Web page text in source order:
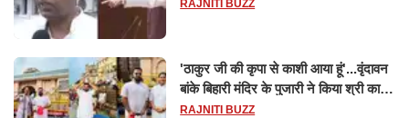
RAJNITI BUZZ
'ठाकुर जी की कृपा से काशी आया हूं'...वृंदावन
बांके बिहारी मंदिर के पुजारी ने किया श्री काशी
विश्वनाथ का जलाभिषेक
RAJNITI BUZZ